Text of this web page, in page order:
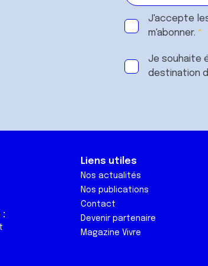
J'accepte
m'abonner.
Je souhaite
destination
:
Liens utiles
Nos actualités
Nos publications
Contact
Devenir partenaire
Magazine Vivre